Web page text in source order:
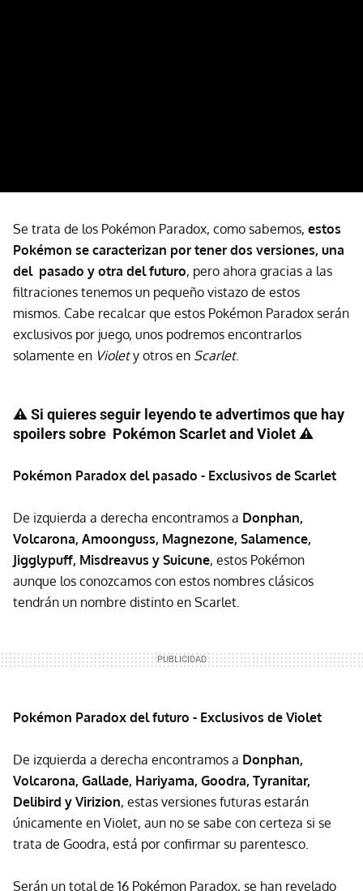
Se trata de los Pokémon Paradox, como sabemos, estos
Pokémon se caracterizan por tener dos versiones, una
del pasado y otra del futuro, pero ahora gracias a las
filtraciones tenemos un pequeño vistazo de estos
mismos. Cabe recalcar que estos Pokémon Paradox serán
exclusivos por juego, unos podremos encontrarlos
solamente en Violety otros en Scarlet.
⚠️ Si quieres seguir leyendo te advertimos que hay
spoilers sobre Pokémon Scarlet and Violet ⚠️
Pokémon Paradox del pasado - Exclusivos de Scarlet
De izquierda a derecha encontramos a Donphan,
Volcarona, Amoonguss, Magnezone, Salamence,
Jigglypuff, Misdreavus y Suicune, estos Pokémon
aunque los conozcamos con estos nombres clásicos
tendrán un nombre distinto en Scarlet.
Pokémon Paradox del futuro - Exclusivos de Violet
De izquierda a derecha encontramos a Donphan,
Volcarona, Gallade, Hariyama, Goodra, Tyranitar,
Delibird y Virizion, estas versiones futuras estarán
únicamente en Violet, aun no se sabe con certeza si se
trata de Goodra, está por confirmar su parentesco.
Serán un total de 16 Pokémon Paradox, se han revelado